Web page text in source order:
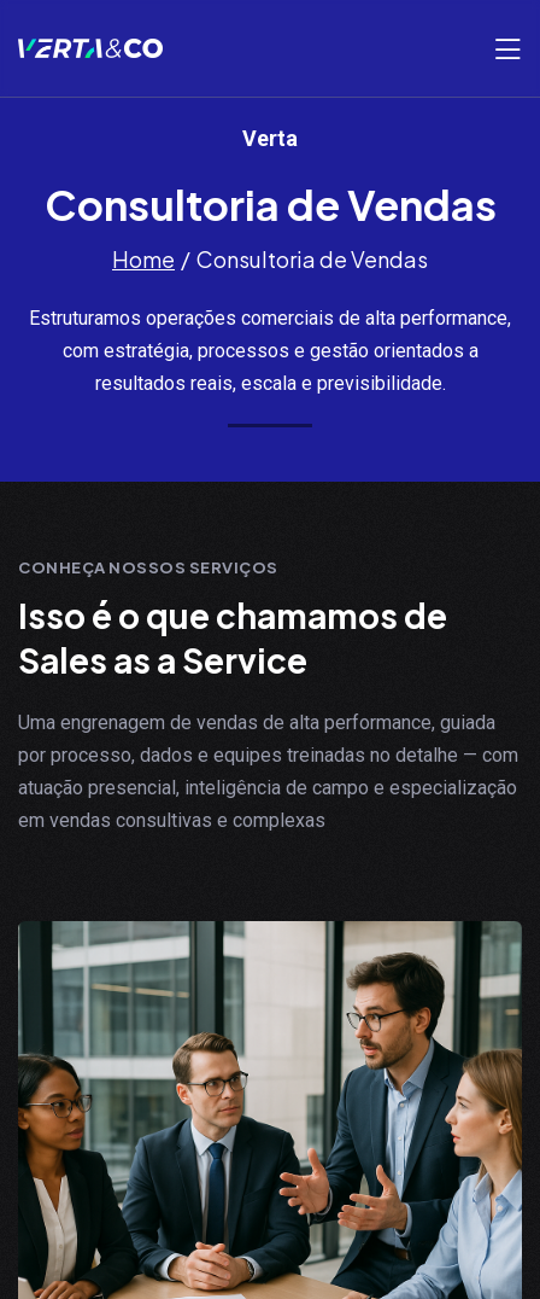
Verta
Consultoria de Vendas
Home Consultoria de Vendas
Estruturamos operações comerciais de alta performance,
com estratégia, processos e gestão orientados a
resultados reais, escala e previsibilidade.
CONHEÇA NOSSOS SERVIÇOS
Isso é o que chamamos de
Sales as a Service
Uma engrenagem de vendas de alta performance, guiada
por processo, dados e equipes treinadas no detalhe — com
atuação presencial, inteligência de campo e especialização
em vendas consultivas e complexas